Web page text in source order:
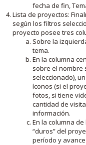
fecha de fin,
Lista de proyectos:
según los filtros
proyecto posee tres
Sobre la
tema.
En la columna
sobre el nombre
seleccionado),
íconos (si el
fotos, si tiene
cantidad de
información.
En la columna
“duros” del
período y